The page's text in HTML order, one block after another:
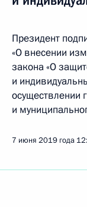
Президент
«О внесении
закона «О
и
осуществлении
и
7 июня 2019 года